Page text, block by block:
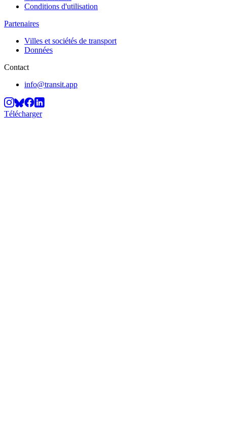
Conditions d'utilisation
Partenaires
Villes et sociétés de transport
Données
Contact
info@transit.app
Télécharger